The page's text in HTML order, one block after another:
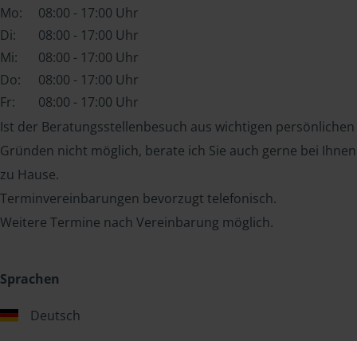
Mo:
08:00 - 17:00 Uhr
Di:
08:00 - 17:00 Uhr
Mi:
08:00 - 17:00 Uhr
Do:
08:00 - 17:00 Uhr
Fr:
08:00 - 17:00 Uhr
Ist der Beratungsstellenbesuch aus wichtigen persönlichen
Gründen nicht möglich, berate ich Sie auch gerne bei Ihnen
zu Hause.
Terminvereinbarungen bevorzugt telefonisch.
Weitere Termine nach Vereinbarung möglich.
Sprachen
Deutsch